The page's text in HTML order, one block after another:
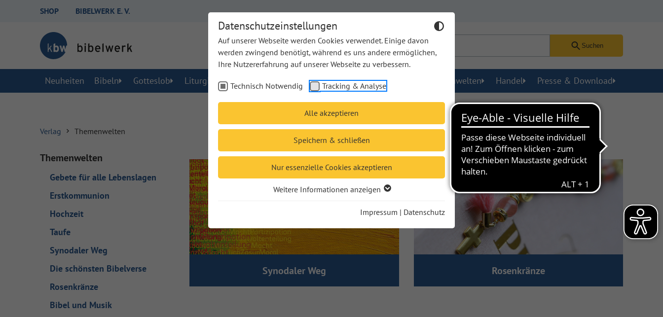
Datenschutzeinstellungen
Auf unserer Webseite werden Cookies verwendet. Einige davon
werden zwingend benötigt, während es uns andere ermöglichen,
Ihre Nutzererfahrung auf unserer Webseite zu verbessern.
Technisch Notwendig Tracking & Analyse
Alle akzeptieren
Speichern & schließen
Nur essenzielle Cookies akzeptieren
Weitere Informationen anzeigen
Impressum | Datenschutz
SHOP BIBELWERK E. V.
Suchen
Neuheiten Bibeln Gotteslob Liturgische Bücher Unsere Bücher Unsere Autor*innen Themenwelten Handel Presse & Download
Verlag Themenwelten
Themenwelten
Gebete für alle Lebenslagen
Erstkommunion
Hochzeit
Taufe
Synodaler Weg
Die schönsten Bibelverse
Rosenkränze
Bibel und Musik
Synodaler Weg Rosenkränze